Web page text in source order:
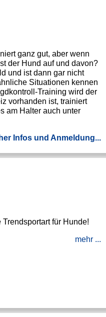
ganz gut, aber wenn
der Hund auf und davon?
und ist dann gar nicht
Situationen kennen
Training wird der
vorhanden ist, trainiert
am Halter auch unter
Infos und Anmeldung...
für Hunde!
mehr ...